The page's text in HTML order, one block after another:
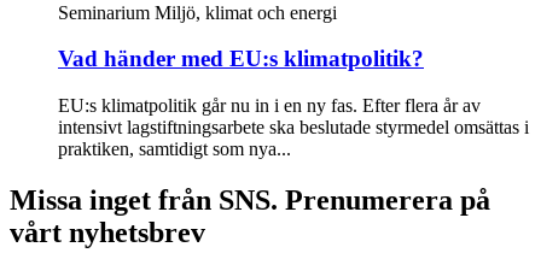
Seminarium Miljö, klimat och energi
Vad händer med EU:s klimatpolitik?
EU:s klimatpolitik går nu in i en ny fas. Efter flera år av
intensivt lagstiftningsarbete ska beslutade styrmedel omsättas i
praktiken, samtidigt som nya...
Missa inget från SNS. Prenumerera på
vårt nyhetsbrev